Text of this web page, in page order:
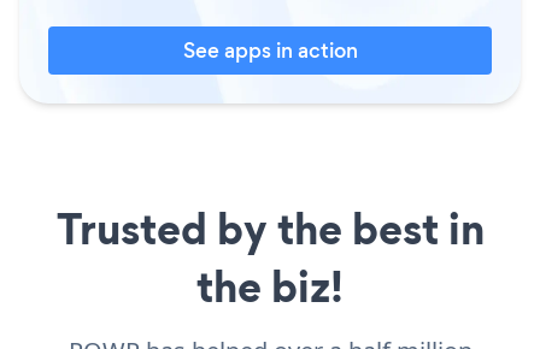
See apps in action
Trusted by the best in
the biz!